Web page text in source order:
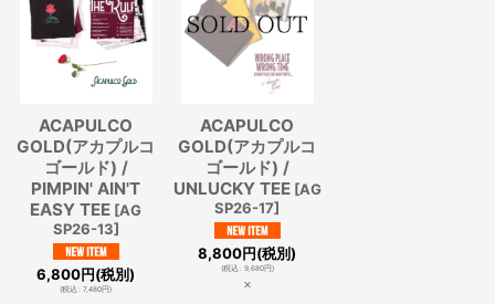
ACAPULCO
GOLD(アカプルコ
ゴールド) /
PIMPIN' AIN'T
EASY TEE [AG
SP26-13]
6,800円(税別)
(税込: 7,480円)
ACAPULCO
GOLD(アカプルコ
ゴールド) /
UNLUCKY TEE [AG
SP26-17]
8,800円(税別)
(税込: 9,680円)
×